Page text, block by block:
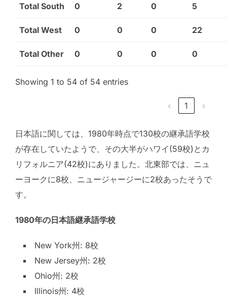
Total South 0 2 0 5
Total West 0 0 0 22
Total Other 0 0 0 0
Showing 1 to 54 of 54 entries
‹ 1 ›
日本語に関しては、1980年時点で130校の継承語学校
が存在していたようで、その大半がハワイ(59校)とカ
リフォルニア(42校)にありました。北東部では、ニュ
ーヨークに8校、ニュージャージーに2校あったそうで
す。
1980年の日本語継承語学校
New York州: 8校
New Jersey州: 2校
Ohio州: 2校
Illinois州: 4校